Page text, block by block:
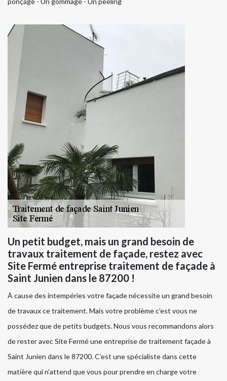
Un petit budget, mais un grand besoin de
travaux traitement de façade, restez avec
Site Fermé entreprise traitement de façade à
Saint Junien dans le 87200 !
À cause des intempéries votre façade nécessite un grand besoin
de travaux ce traitement. Mais votre problème c’est vous ne
possédez que de petits budgets. Nous vous recommandons alors
de rester avec Site Fermé une entreprise de traitement façade à
Saint Junien dans le 87200. C’est une spécialiste dans cette
matière qui n’attend que vous pour prendre en charge votre